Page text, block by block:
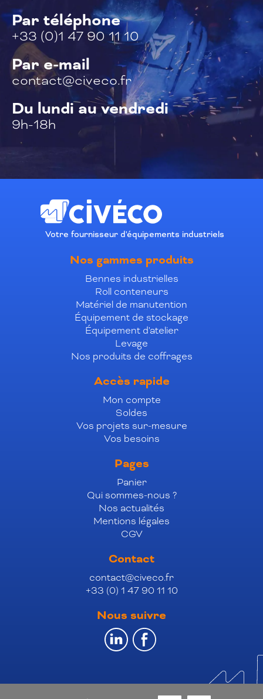
Par téléphone
+33 (0)1 47 90 11 10
Par e-mail
contact@civeco.fr
Du lundi au vendredi
9h-18h
Votre fournisseur d'équipements industriels
Nos gammes produits
Bennes industrielles
Roll conteneurs
Matériel de manutention
Équipement de stockage
Équipement d'atelier
Levage
Nos produits de coffrages
Accès rapide
Mon compte
Soldes
Vos projets sur-mesure
Vos besoins
Pages
Panier
Qui sommes-nous ?
Nos actualités
Mentions légales
CGV
Contact
contact@civeco.fr
+33 (0) 1 47 90 11 10
Nous suivre